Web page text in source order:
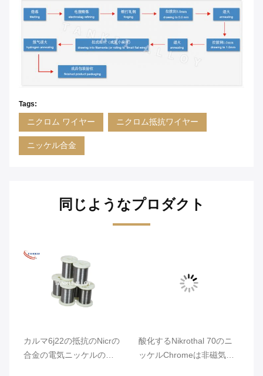
Tags:
ニクロム ワイヤー ニクロム抵抗ワイヤー
ニッケル合金
同じようなプロダクト
カルマ6j22の抵抗のNicrの
合金の電気ニッケルの
酸化するNikrothal 70のニ
ッケルChromeは非磁気を